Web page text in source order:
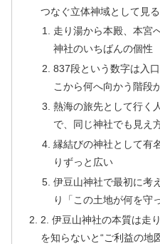
つなぐ立体神域として見
走り湯から本殿、本宮
神社のいちばんの個性
837段という数字は入
こから何へ向かう階段
熱海の旅先として行く
で、同じ神社でも見え
縁結びの神社として有
りずっと広い
伊豆山神社で最初に考
り「この土地が何を守
2. 伊豆山神社の本質は走
を知らないと“ご利益の地